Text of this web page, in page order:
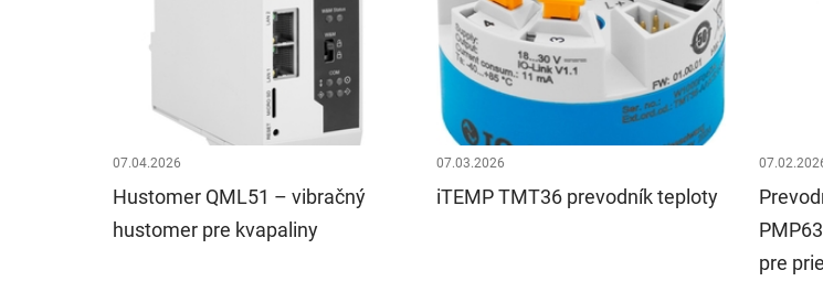
07.04.2026
Hustomer QML51 – vibračný
hustomer pre kvapaliny
07.03.2026
iTEMP TMT36 prevodník teploty
pre